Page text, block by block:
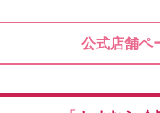
公式店舗ペ